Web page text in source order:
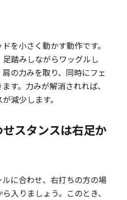
を小さく動かす動作です。
踏みしながらワッグルし
の力みを取り、同時にフェ
す。力みが解消されれば、
減少します。
スタンスは右足か
に合わせ、右打ちの方の場
入りましょう。このとき、